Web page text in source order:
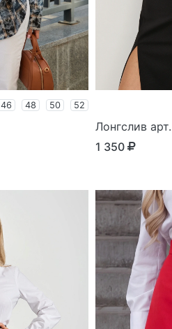
46 48 50 52
Лонгслив
1 350